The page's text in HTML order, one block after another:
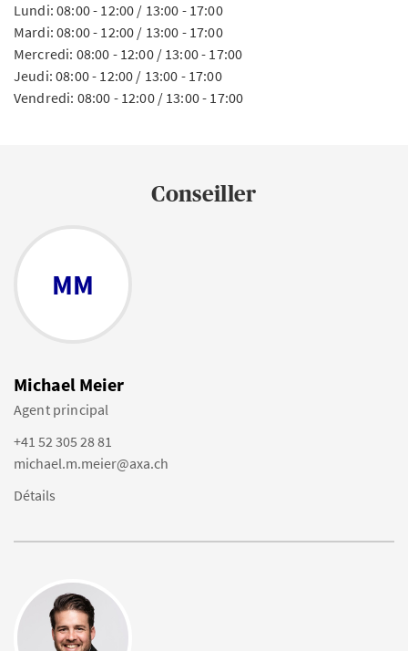
Lundi: 08:00 - 12:00 / 13:00 - 17:00
Mardi: 08:00 - 12:00 / 13:00 - 17:00
Mercredi: 08:00 - 12:00 / 13:00 - 17:00
Jeudi: 08:00 - 12:00 / 13:00 - 17:00
Vendredi: 08:00 - 12:00 / 13:00 - 17:00
Conseiller
MM
Michael Meier
Agent principal
+41 52 305 28 81
michael.m.meier@axa.ch
Détails